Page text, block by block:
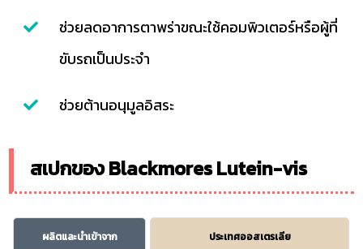
ช่วยลดอาการตาพร่าขณะใช้คอมพิวเตอร์หรือผู้ที่
ขับรถเป็นประจำ
ช่วยต้านอนุมูลอิสระ
สเปกของ Blackmores Lutein-vis
ผลิตและนำเข้าจาก ประเทศออสเตรเลีย